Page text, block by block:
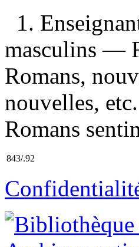
1.
masculins —
Romans,
nouvelles,
Romans
843/.92